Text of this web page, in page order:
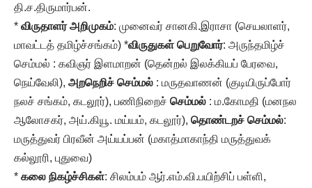
தி.ச.திருமார்பன்.
* விருதாளர் அறிமுகம்: முனைவர் சானகி.இராசா (செயலாளர்,
மாவட்டத் தமிழ்ச்சங்கம்) *விருதுகள் பெறுவோர்: அருந்தமிழ்ச்
செம்மல் : கவிஞர் இளமாறன் (தென்றல் இலக்கியப் பேரவை,
நெய்வேலி), அறநெறிச் செம்மல் : மருதவாணன் (குடியிருப்போர்
நலச் சங்கம், கடலூர்), பணிநிறைச் செம்மல் : ம.கோமதி (மனநல
ஆலோசகர், அய்.கியூ. மய்யம், கடலூர்), தொண்டறச் செம்மல்:
மருத்துவர் பிரவீன் அய்யப்பன் (மகாத்மாகாந்தி மருத்துவக்
கல்லூரி, புதுவை)
* கலை நிகழ்ச்சிகள்: சிலம்பம் ஆர்.எம்.வி.பயிற்சிப் பள்ளி,